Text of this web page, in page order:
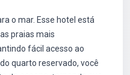
o mar. Esse hotel está
praias mais
fácil acesso ao
quarto reservado, você